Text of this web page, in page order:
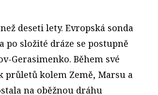
deseti lety. Evropská sonda
po složité dráze se postupně
Gerasimenko. Během své
průletů kolem Země, Marsu a
na oběžnou dráhu